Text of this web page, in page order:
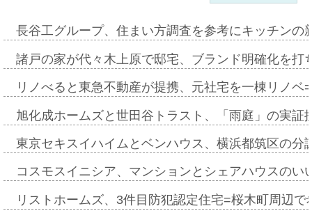
長谷工グループ、住まい方調査を参考にキッチン
諸戸の家が代々木上原で邸宅、ブランド明確化を
リノべると東急不動産が提携、元社宅を一棟リノ
旭化成ホームズと世田谷トラスト、「雨庭」の実
東京セキスイハイムとベンハウス、横浜都筑区の
コスモスイニシア、マンションとシェアハウスの
リストホームズ、3件目防犯認定住宅=桜木町周辺